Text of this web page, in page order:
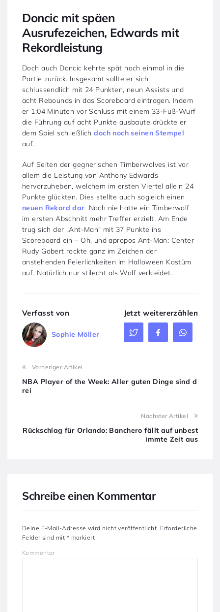
Doncic mit späen
Ausrufezeichen, Edwards mit
Rekordleistung
Doch auch Doncic kehrte spät noch einmal in die
Partie zurück. Insgesamt sollte er sich
schlussendlich mit 24 Punkten, neun Assists und
acht Rebounds in das Scoreboard eintragen. Indem
er 1:04 Minuten vor Schluss mit einem 33-Fuß-Wurf
die Führung auf acht Punkte ausbaute drückte er
dem Spiel schließlichdoch noch seinen Stempel
auf.
Auf Seiten der gegnerischen Timberwolves ist vor
allem die Leistung von Anthony Edwards
hervorzuheben, welchem im ersten Viertel allein 24
Punkte glückten. Dies stellte auch sogleich einen
neuen Rekord dar. Noch nie hatte ein Timberwolf
im ersten Abschnitt mehr Treffer erzielt. Am Ende
trug sich der „Ant-Man“ mit 37 Punkte ins
Scoreboard ein – Oh, und apropos Ant-Man: Center
Rudy Gobert rockte ganz im Zeichen der
anstehenden Feierlichkeiten im Halloween Kostüm
auf. Natürlich nur stilecht als Wolf verkleidet.
Verfasst von
Sophie Möller
Jetzt weitererzählen
Vorheriger Artikel
NBA Player of the Week: Aller guten Dinge sind d
rei
Nächster Artikel
Rückschlag für Orlando: Banchero fällt auf unbest
immte Zeit aus
Schreibe einen Kommentar
Deine E-Mail-Adresse wird nicht veröffentlicht. Erforderliche
Felder sind mit * markiert
Kommentar